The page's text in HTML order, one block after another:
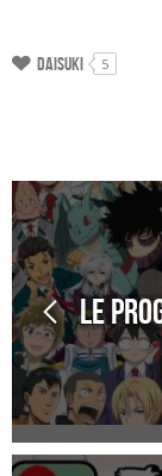
Daisuki 5